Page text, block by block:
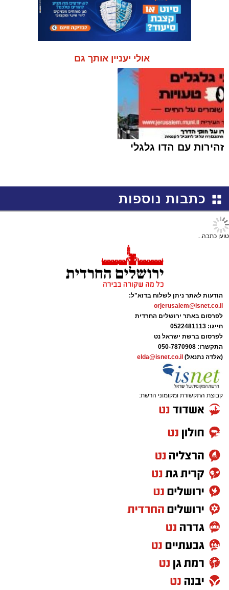
אולי יעניין אותך גם
זהירות עם הדו גלגלי
כתבות נוספות
טוען כתבה...
הודעות לאתר ניתן לשלוח בדוא"ל:
orjerusalem@isnet.co.il
לפרסום באתר ירושלים החרדית
חייגו: 0522481113
לפרסום ברשת ישראל נט
התקשרו: 050-7870908
(אלדה נתנאל) elda@isnet.co.il
קבוצת התקשורת ומקומוני הרשת: